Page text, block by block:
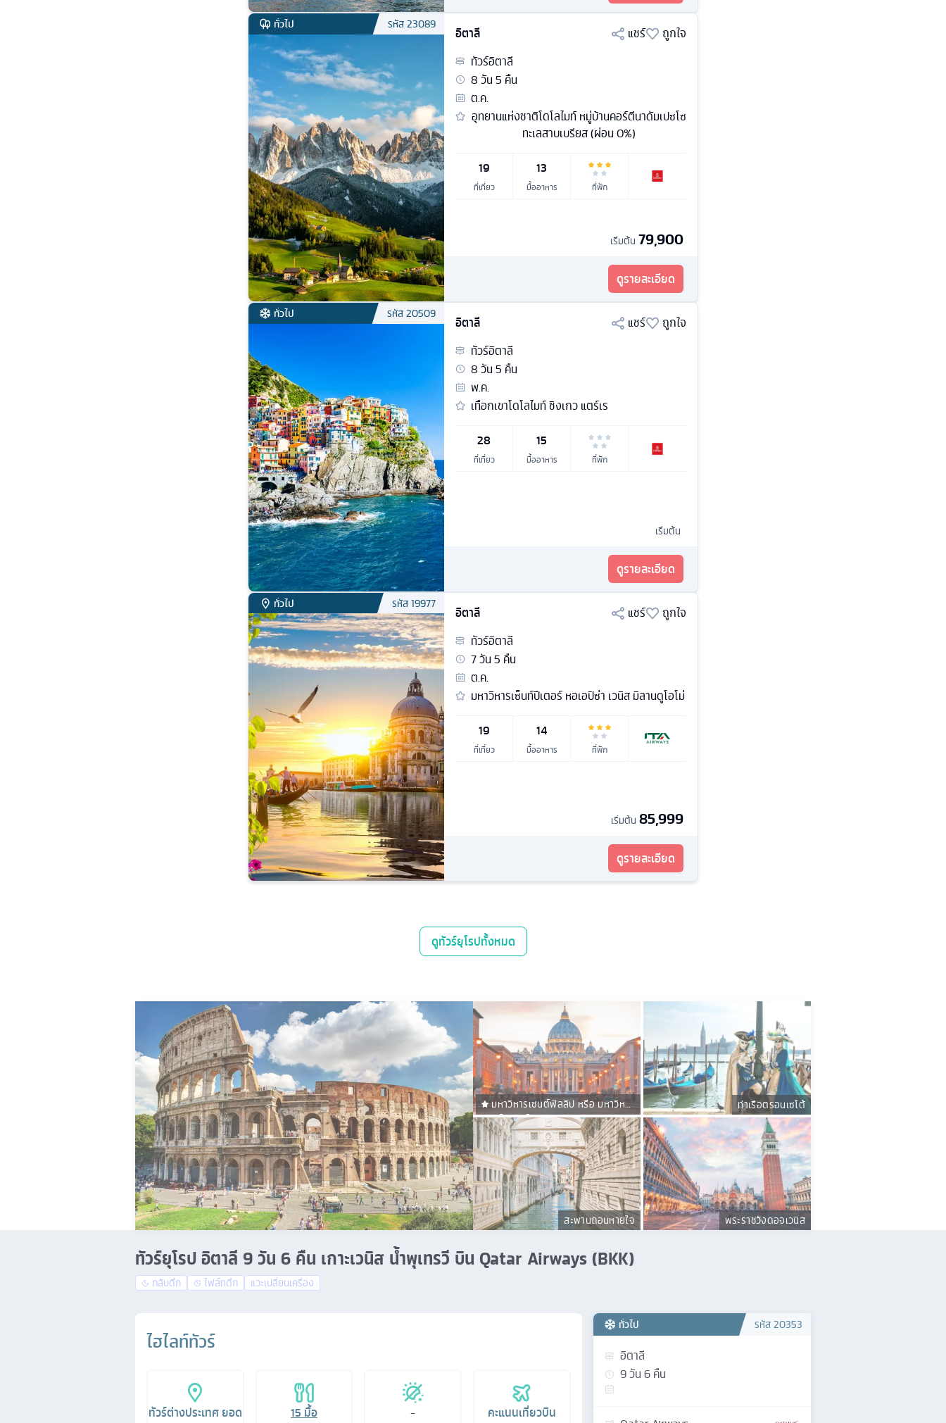
ทั่วไป รหัส23089
อิตาลี แชร์
ถูกใจ
ทัวร์อิตาลี
8วัน5 คืน
ต.ค.
อุทยานแห่งชาติโดโลไมท์ หมู่บ้านคอร์ตีนาดัมเปซโซ
ทะเลสาบเบรียส (ผ่อน 0%)
19
ที่เที่ยว
13
มื้ออาหาร ที่พัก
เริ่มต้น 79,900
ดูรายละเอียด
ทั่วไป รหัส20509
อิตาลี แชร์
ถูกใจ
ทัวร์อิตาลี
8วัน5 คืน
พ.ค.
เทือกเขาโดโลไมท์ ชิงเกว แตร์เร
28
ที่เที่ยว
15
มื้ออาหาร ที่พัก
เริ่มต้น
ดูรายละเอียด
ทั่วไป รหัส19977
อิตาลี แชร์
ถูกใจ
ทัวร์อิตาลี
7วัน5 คืน
ต.ค.
มหาวิหารเซ็นท์ปีเตอร์ หอเอปิซ่า เวนิส มิลานดูโอโม่
19
ที่เที่ยว
14
มื้ออาหาร ที่พัก
เริ่มต้น 85,999
ดูรายละเอียด
ดูทัวร์ยุโรปทั้งหมด
มหาวิหารเซนต์ฟิลลิป หรือ มหาวิหาร
เซนต์ปีเตอร์
ท่าเรือตรอนเซโต้
สะพานถอนหายใจ พระราชวังดอจเวนิส
ทัวร์ยุโรป อิตาลี 9 วัน 6 คืน เกาะเวนิส น้ำพุเทรวี บิน Qatar Airways (BKK)
กลับดึก ไฟล์ทดึก แวะเปลี่ยนเครื่อง
ไฮไลท์ทัวร์
ทัวร์ต่างประเทศ ยอด
15 มื้อ - คะแนนเที่ยวบิน
ทั่วไป รหัส20353
อิตาลี
9วัน6คืน